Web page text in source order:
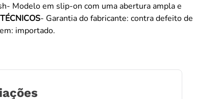
Modelo em slip-on com uma abertura ampla e
- Garantia do fabricante: contra defeito de
importado.